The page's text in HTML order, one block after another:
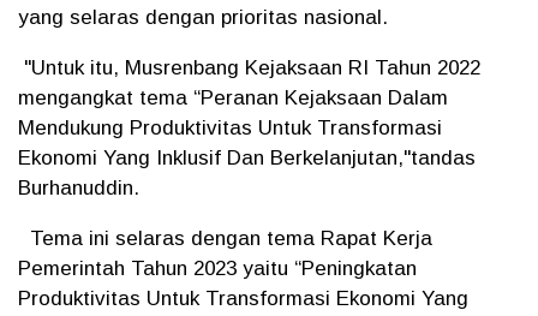
yang selaras dengan prioritas nasional.
"Untuk itu, Musrenbang Kejaksaan RI Tahun 2022
mengangkat tema “Peranan Kejaksaan Dalam
Mendukung Produktivitas Untuk Transformasi
Ekonomi Yang Inklusif Dan Berkelanjutan,"tandas
Burhanuddin.
Tema ini selaras dengan tema Rapat Kerja
Pemerintah Tahun 2023 yaitu “Peningkatan
Produktivitas Untuk Transformasi Ekonomi Yang